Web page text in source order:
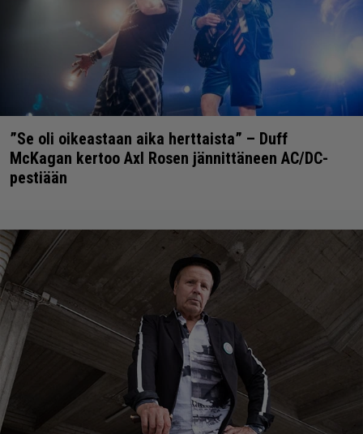
”Se oli oikeastaan aika herttaista” – Duff
McKagan kertoo Axl Rosen jännittäneen AC/DC-
pestiään